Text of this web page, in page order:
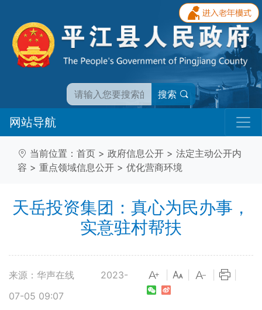
搜索
网站导航
当前位置： 首页 > 政府信息公开 > 法定主动公开内
容 > 重点领域信息公开 > 优化营商环境
天岳投资集团：真心为民办事，
实意驻村帮扶
来源：华声在线
2023-
07-05 09:07